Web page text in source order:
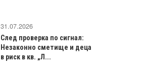
31.07.2026
След проверка по сигнал:
Незаконно сметище и деца
в риск в кв. „Л...